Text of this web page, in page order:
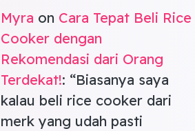
Myra on Cara Tepat Beli Rice
Cooker dengan
Rekomendasi dari Orang
Terdekat!: “Biasanya saya
kalau beli rice cooker dari
merk yang udah pasti